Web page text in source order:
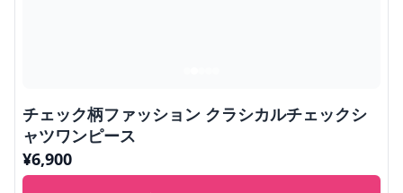
チェック柄ファッション クラシカルチェックシ
ャツワンピース
¥6,900